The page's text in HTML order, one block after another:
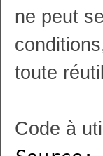
ne peut
toute
Code à